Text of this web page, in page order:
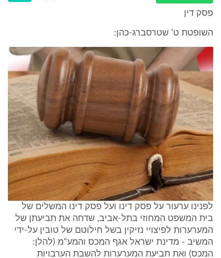
פסק דין
השופטת ט' שטרסברג-כהן:
לפנינו ערעור על פסק דינו ועל פסק דינו המשלים של
בית המשפט המחוזי בתל-אביב, שדחה את תביעתן של
המערערות לפיצויי נזיקין בשל חילוטם של טובין על-ידי
המשיב - מדינת ישראל אגף המכס והמע"מ (להלן:
המכס) ואת תביעת המערערות להשבת הערבויות